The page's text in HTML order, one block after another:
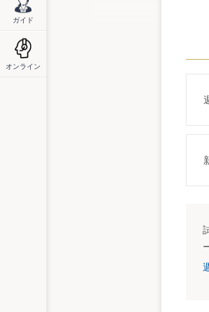
ガイド
オンライン
デジタ
コンピ